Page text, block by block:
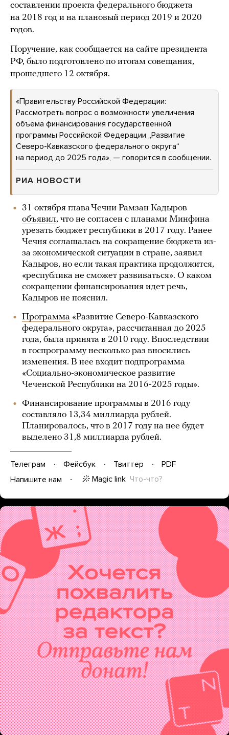
составлении проекта федерального бюджета
на 2018 год и на плановый период 2019 и 2020
годов.
Поручение, как сообщается на сайте президента
РФ, было подготовлено по итогам совещания,
прошедшего 12 октября.
«Правительству Российской Федерации:
Рассмотреть вопрос о возможности увеличения
объема финансирования государственной
программы Российской Федерации „Развитие
Северо-Кавказского федерального округа“
на период до 2025 года», — говорится в сообщении.
РИА НОВОСТИ
31 октября глава Чечни Рамзан Кадыров
объявил, что не согласен с планами Минфина
урезать бюджет республики в 2017 году. Ранее
Чечня соглашалась на сокращение бюджета из-
за экономической ситуации в стране, заявил
Кадыров, но если такая практика продолжится,
«республика не сможет развиваться». О каком
сокращении финансирования идет речь,
Кадыров не пояснил.
Программа «Развитие Северо-Кавказского
федерального округа», рассчитанная до 2025
года, была принята в 2010 году. Впоследствии
в госпрограмму несколько раз вносились
изменения. В нее входит подпрограмма
«Социально-экономическое развитие
Чеченской Республики на 2016-2025 годы».
Финансирование программы в 2016 году
составляло 13,34 миллиарда рублей.
Планировалось, что в 2017 году на нее будет
выделено 31,8 миллиарда рублей.
Телеграм Фейсбук Твиттер
PDF
Напишите нам
Magic link Что-что?